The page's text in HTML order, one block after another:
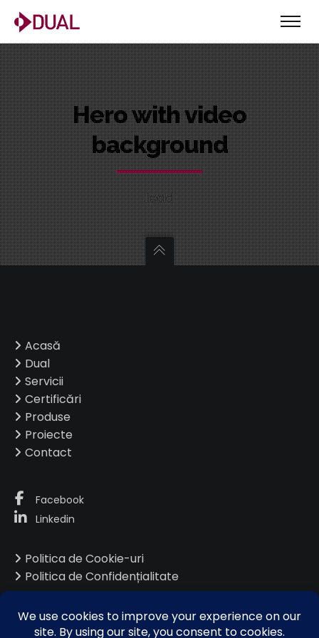
Hero with video
background
lead
Acasă
Dual
Servicii
Certificări
Produse
Proiecte
Contact
Facebook
Linkedin
Politica de Cookie-uri
Politica de Confidențialitate